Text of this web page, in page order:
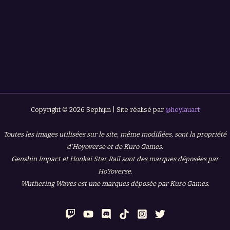
Copyright © 2026 Sephijin | Site réalisé par @heylauart
Toutes les images utilisées sur le site, même modifiées, sont la propriété
d'Hoyoverse et de Kuro Games.
Genshin Impact et Honkai Star Rail sont des marques déposées par
HoYoverse.
Wuthering Waves est une marques déposée par Kuro Games.